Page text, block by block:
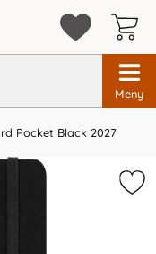
Meny
Pocket Black 2027